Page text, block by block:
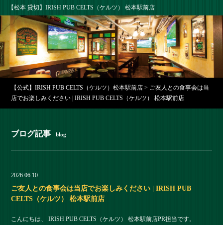
【松本 貸切】IRISH PUB CELTS（ケルツ） 松本駅前店
【公式】IRISH PUB CELTS（ケルツ）松本駅前店 > ご友人との食事会は当
店でお楽しみください | IRISH PUB CELTS（ケルツ） 松本駅前店
ブログ記事 blog
2026.06.10
ご友人との食事会は当店でお楽しみください | IRISH PUB
CELTS（ケルツ） 松本駅前店
こんにちは、 IRISH PUB CELTS（ケルツ） 松本駅前店PR担当です。